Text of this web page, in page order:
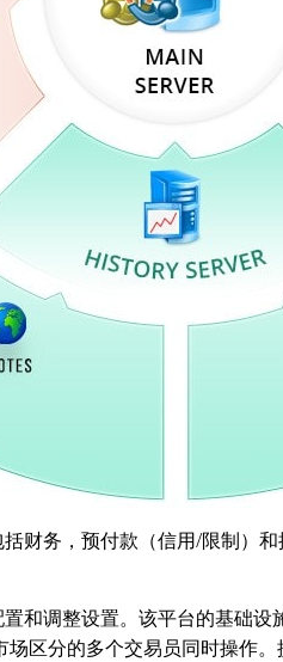
财务，预付款（信用/限制）
和调整设置。该平台的基础
区分的多个交易员同时操作